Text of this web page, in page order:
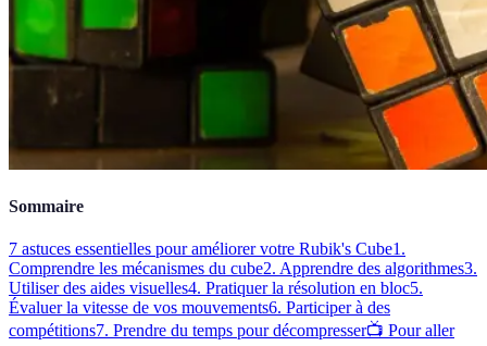
Sommaire
7 astuces essentielles pour améliorer votre Rubik's Cube1.
Comprendre les mécanismes du cube2. Apprendre des algorithmes3.
Utiliser des aides visuelles4. Pratiquer la résolution en bloc5.
Évaluer la vitesse de vos mouvements6. Participer à des
compétitions7. Prendre du temps pour décompresser📺 Pour aller